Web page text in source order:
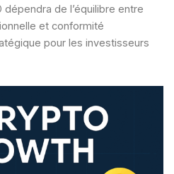
dépendra de l’équilibre entre
et conformité
pour les investisseurs